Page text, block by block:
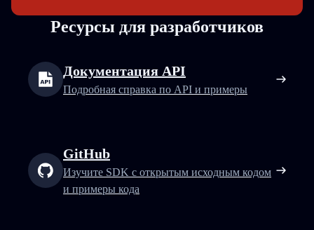
Ресурсы для разработчиков
Документация API
Подробная справка по API и примеры
GitHub
Изучите SDK с открытым исходным кодом
и примеры кода